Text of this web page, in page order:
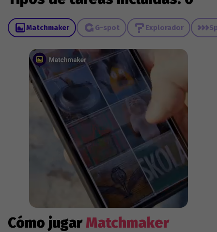
Matchmaker G-spot Explorador
Cómo jugarMatchmaker